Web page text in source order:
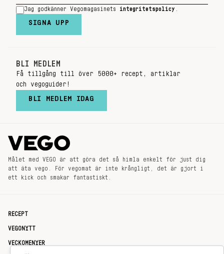
Jag godkänner Vegomagasinets integritetspolicy
SIGNA UPP
BLI MEDLEM
Få tillgång till över 5000+ recept, artiklar
och vegoguider!
BLI MEDLEM IDAG
Målet med VEGO är att göra det så himla enkelt för just dig
att äta vego. För vegomat är inte krångligt, det är gjort i
ett kick och smakar fantastiskt.
RECEPT
VEGONYTT
VECKOMENYER